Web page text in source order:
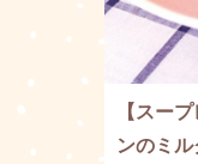
【スー
ンのミ